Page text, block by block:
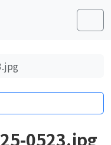
0523.jpg